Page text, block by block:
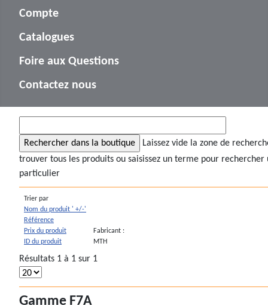
Compte
Catalogues
Foire aux Questions
Contactez nous
Laissez vide la zone de
trouver tous les produits ou saisissez un terme pour rechercher
particulier
Trier par
Nom du produit ' +/-'
Référence
Prix du produit
ID du produit
Fabricant :
MTH
Résultats 1 à 1 sur 1
Gamme F7A